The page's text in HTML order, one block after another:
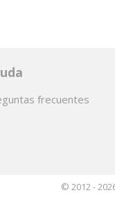
frecuentes
© 2012 -